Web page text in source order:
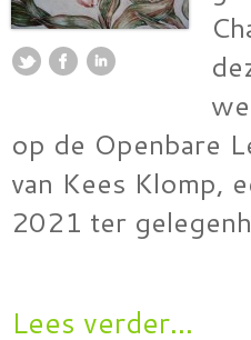
op de Openbare
van Kees Klomp,
2021 ter
Lees verder...